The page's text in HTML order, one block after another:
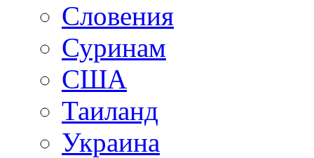
Словения
Суринам
США
Таиланд
Украина